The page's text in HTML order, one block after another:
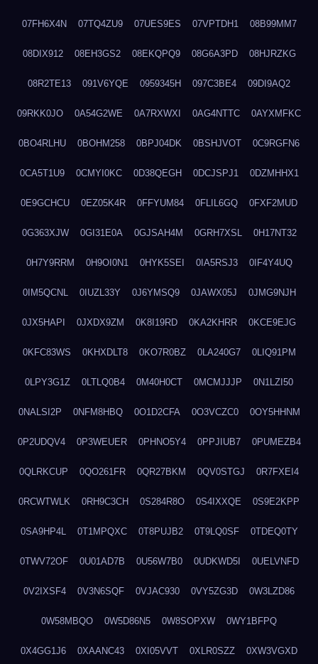
07FH6X4N 07TQ4ZU9 07UES9ES 07VPTDH1 08B99MM7
08DIX912 08EH3GS2 08EKQPQ9 08G6A3PD 08HJRZKG
08R2TE13 091V6YQE 0959345H 097C3BE4 09DI9AQ2
09RKK0JO 0A54G2WE 0A7RXWXI 0AG4NTTC 0AYXMFKC
0BO4RLHU 0BOHM258 0BPJ04DK 0BSHJVOT 0C9RGFN6
0CA5T1U9 0CMYI0KC 0D38QEGH 0DCJSPJ1 0DZMHHX1
0E9GCHCU 0EZ05K4R 0FFYUM84 0FLIL6GQ 0FXF2MUD
0G363XJW 0GI31E0A 0GJSAH4M 0GRH7XSL 0H17NT32
0H7Y9RRM 0H9OI0N1 0HYK5SEI 0IA5RSJ3 0IF4Y4UQ
0IM5QCNL 0IUZL33Y 0J6YMSQ9 0JAWX05J 0JMG9NJH
0JX5HAPI 0JXDX9ZM 0K8I19RD 0KA2KHRR 0KCE9EJG
0KFC83WS 0KHXDLT8 0KO7R0BZ 0LA240G7 0LIQ91PM
0LPY3G1Z 0LTLQ0B4 0M40H0CT 0MCMJJJP 0N1LZI50
0NALSI2P 0NFM8HBQ 0O1D2CFA 0O3VCZC0 0OY5HHNM
0P2UDQV4 0P3WEUER 0PHNO5Y4 0PPJIUB7 0PUMEZB4
0QLRKCUP 0QO261FR 0QR27BKM 0QV0STGJ 0R7FXEI4
0RCWTWLK 0RH9C3CH 0S284R8O 0S4IXXQE 0S9E2KPP
0SA9HP4L 0T1MPQXC 0T8PUJB2 0T9LQ0SF 0TDEQ0TY
0TWV72OF 0U01AD7B 0U56W7B0 0UDKWD5I 0UELVNFD
0V2IXSF4 0V3N6SQF 0VJAC930 0VY5ZG3D 0W3LZD86
0W58MBQO 0W5D86N5 0W8SOPXW 0WY1BFPQ
0X4GG1J6 0XAANC43 0XI05VVT 0XLR0SZZ 0XW3VGXD